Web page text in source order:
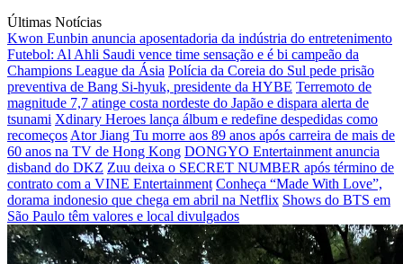
Últimas Notícias
Kwon Eunbin anuncia aposentadoria da indústria do entretenimento
Futebol: Al Ahli Saudi vence time sensação e é bi campeão da
Champions League da Ásia Polícia da Coreia do Sul pede prisão
preventiva de Bang Si-hyuk, presidente da HYBE Terremoto de
magnitude 7,7 atinge costa nordeste do Japão e dispara alerta de
tsunami Xdinary Heroes lança álbum e redefine despedidas como
recomeços Ator Jiang Tu morre aos 89 anos após carreira de mais de
60 anos na TV de Hong Kong DONGYO Entertainment anuncia
disband do DKZ Zuu deixa o SECRET NUMBER após término de
contrato com a VINE Entertainment Conheça “Made With Love”,
dorama indonesio que chega em abril na Netflix Shows do BTS em
São Paulo têm valores e local divulgados